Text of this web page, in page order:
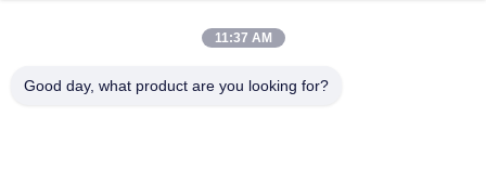
त्वरित संपर्क
11:37 AM
Good day, what product are you looking for?